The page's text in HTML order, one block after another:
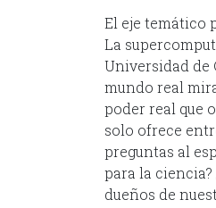
El eje temático
La
Universidad de
mundo real
poder real que
solo ofrece
preguntas al
para la
dueños de